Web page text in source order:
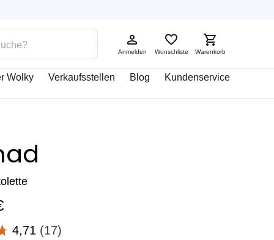
Anmelden Wunschliste Warenkorb
Wolky Verkaufsstellen Blog Kundenservice